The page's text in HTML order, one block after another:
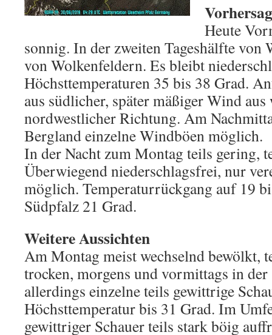
Heute
sonnig. In der zweiten Tageshälfte von
von Wolkenfeldern. Es bleibt
Höchsttemperaturen 35 bis 38 Grad.
aus südlicher, später mäßiger Wind
nordwestlicher Richtung. Am
Bergland einzelne Windböen möglich.
In der Nacht zum Montag teils gering,
Überwiegend niederschlagsfrei, nur
möglich. Temperaturrückgang auf 19
Südpfalz 21 Grad.
Weitere Aussichten
Am Montag meist wechselnd bewölkt,
trocken, morgens und vormittags in
allerdings einzelne teils gewittrige
Höchsttemperatur bis 31 Grad. Im
gewittriger Schauer teils stark böig